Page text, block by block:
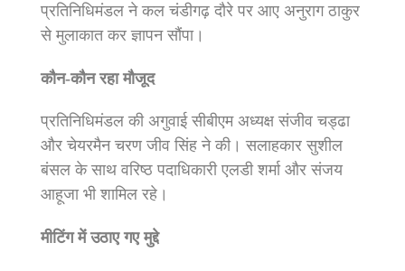
प्रतिनिधिमंडल ने कल चंडीगढ़ दौरे पर आए अनुराग ठाकुर
से मुलाकात कर ज्ञापन सौंपा।
कौन-कौन रहा मौजूद
प्रतिनिधिमंडल की अगुवाई सीबीएम अध्यक्ष संजीव चड्ढा
और चेयरमैन चरण जीव सिंह ने की। सलाहकार सुशील
बंसल के साथ वरिष्ठ पदाधिकारी एलडी शर्मा और संजय
आहूजा भी शामिल रहे।
मीटिंग में उठाए गए मुद्दे